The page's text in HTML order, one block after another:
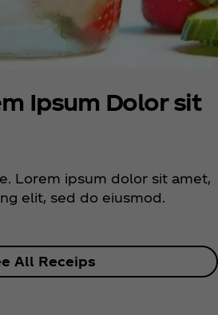
Ipsum Dolor sit
Lorem ipsum dolor sit amet,
elit, sed do eiusmod.
All Receips